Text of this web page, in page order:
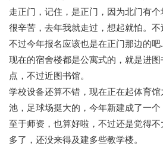
走正门，记住，是正门，因为北门有
很辛苦，去年我就走过，想起就怕。不
不过今年报名应该也是在正门那边的吧.
现在的宿舍楼都是公寓式的，就是进
点，不过近图书馆。
学校设备还算不错，现在正在起体育
池，足球场挺大的，今年新建成了一个
至于师资，也算好啦，不过还是觉得
多了，还没来得及建多些教学楼。